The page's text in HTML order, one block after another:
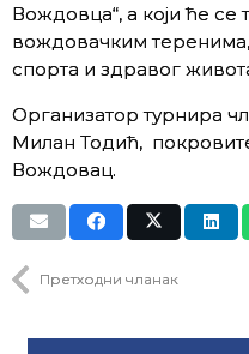
Вождовца“, а који ће
вождовачким
спорта и здравог
Организатор турнира
Милан Тодић,
Вождовац.
Претходни чланак